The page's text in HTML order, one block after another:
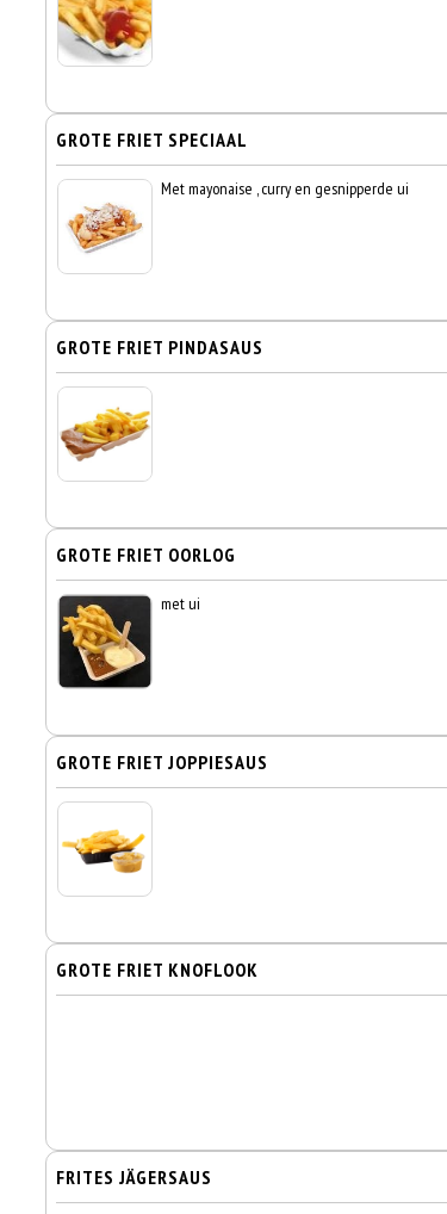
GROTE FRIET SPECIAAL
Met mayonaise , curry en gesnipperde ui
GROTE FRIET PINDASAUS
GROTE FRIET OORLOG
met ui
GROTE FRIET JOPPIESAUS
GROTE FRIET KNOFLOOK
FRITES JÄGERSAUS